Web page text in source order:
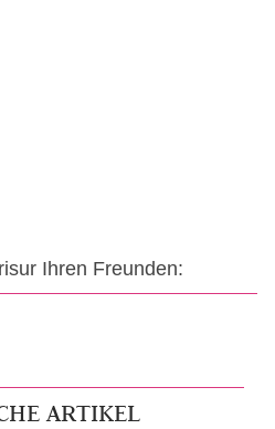
Ihren Freunden:
ARTIKEL